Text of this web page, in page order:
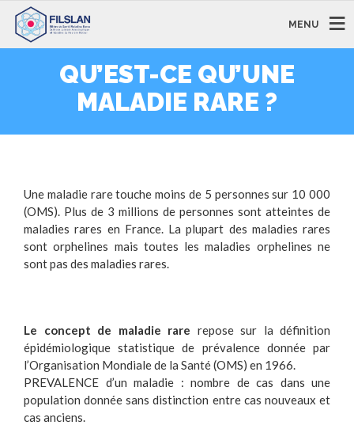
MENU
QU’EST-CE QU’UNE
MALADIE RARE ?
Une maladie rare touche moins de 5 personnes sur 10 000
(OMS). Plus de 3 millions de personnes sont atteintes de
maladies rares en France. La plupart des maladies rares
sont orphelines mais toutes les maladies orphelines ne
sont pas des maladies rares.
Le concept de maladie rare repose sur la définition
épidémiologique statistique de prévalence donnée par
l’Organisation Mondiale de la Santé (OMS) en 1966.
PREVALENCE d’un maladie : nombre de cas dans une
population donnée sans distinction entre cas nouveaux et
cas anciens.